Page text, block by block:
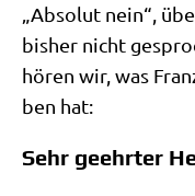
„Abso­lut nein“,
bis­her nicht
hören wir, was
ben hat:
Sehr geehrter